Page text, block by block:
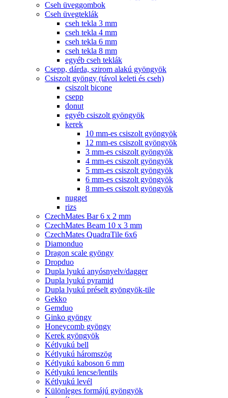
Cseh üveggombok
Cseh üvegteklák
cseh tekla 3 mm
cseh tekla 4 mm
cseh tekla 6 mm
cseh tekla 8 mm
egyéb cseh teklák
Csepp, dárda, szirom alakú gyöngyök
Csiszolt gyöngy (távol keleti és cseh)
csiszolt bicone
csepp
donut
egyéb csiszolt gyöngyök
kerek
10 mm-es csiszolt gyöngyök
12 mm-es csiszolt gyöngyök
3 mm-es csiszolt gyöngyök
4 mm-es csiszolt gyöngyök
5 mm-es csiszolt gyöngyök
6 mm-es csiszolt gyöngyök
8 mm-es csiszolt gyöngyök
nugget
rizs
CzechMates Bar 6 x 2 mm
CzechMates Beam 10 x 3 mm
CzechMates QuadraTile 6x6
Diamonduo
Dragon scale gyöngy
Dropduo
Dupla lyukú anyósnyelv/dagger
Dupla lyukú pyramid
Dupla lyukú préselt gyöngyök-tile
Gekko
Gemduo
Ginko gyöngy
Honeycomb gyöngy
Kerek gyöngyök
Kétlyukú bell
Kétlyukú háromszög
Kétlyukú kaboson 6 mm
Kétlyukú lencse/lentils
Kétlyukú levél
Különleges formájú gyöngyök